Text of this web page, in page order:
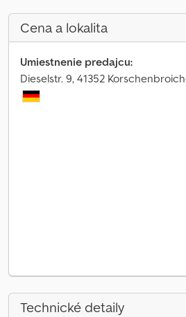
Cena a lokalita
Umiestnenie predajcu:
Dieselstr. 9, 41352
Technické detaily